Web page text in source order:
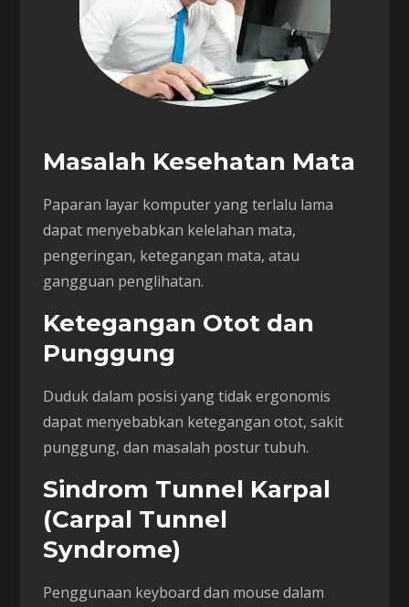
Masalah Kesehatan Mata
Paparan layar komputer yang terlalu lama
dapat menyebabkan kelelahan mata,
pengeringan, ketegangan mata, atau
gangguan penglihatan.
Ketegangan Otot dan
Punggung
Duduk dalam posisi yang tidak ergonomis
dapat menyebabkan ketegangan otot, sakit
punggung, dan masalah postur tubuh.
Sindrom Tunnel Karpal
(Carpal Tunnel
Syndrome)
Penggunaan keyboard dan mouse dalam